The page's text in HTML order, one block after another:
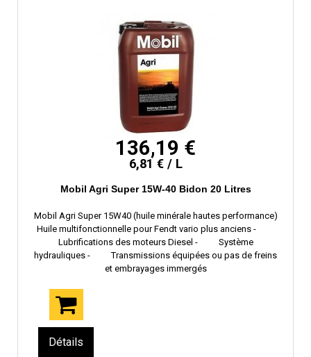
136,19 €
6,81 € / L
Mobil Agri Super 15W-40 Bidon 20 Litres
Mobil Agri Super 15W40 (huile minérale hautes performance)
Huile multifonctionnelle pour Fendt vario plus anciens -
Lubrifications des moteurs Diesel - Système
hydrauliques - Transmissions équipées ou pas de freins
et embrayages immergés
Détails